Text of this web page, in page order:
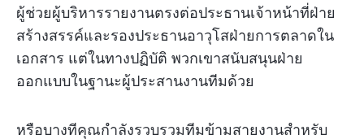
ผู้ช่วยผู้บริหารรายงานตรงต่อประธานเจ้าหน้าที่ฝ่าย
สร้างสรรค์และรองประธานอาวุโสฝ่ายการตลาดใน
เอกสาร แต่ในทางปฏิบัติ พวกเขาสนับสนุนฝ่าย
ออกแบบในฐานะผู้ประสานงานทีมด้วย
หรือบางทีคุณกำลังรวบรวมทีมข้ามสายงานสำหรับ